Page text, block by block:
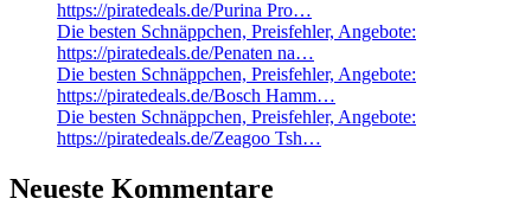
https://piratedeals.de/Purina Pro…
Die besten Schnäppchen, Preisfehler, Angebote:
https://piratedeals.de/Penaten na…
Die besten Schnäppchen, Preisfehler, Angebote:
https://piratedeals.de/Bosch Hamm…
Die besten Schnäppchen, Preisfehler, Angebote:
https://piratedeals.de/Zeagoo Tsh…
Neueste Kommentare